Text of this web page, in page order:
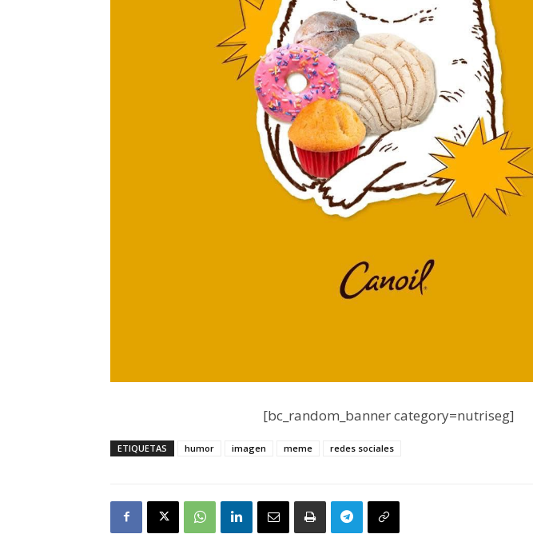
[bc_random_banner category=nutriseg]
ETIQUETAS humor imagen meme redes sociales